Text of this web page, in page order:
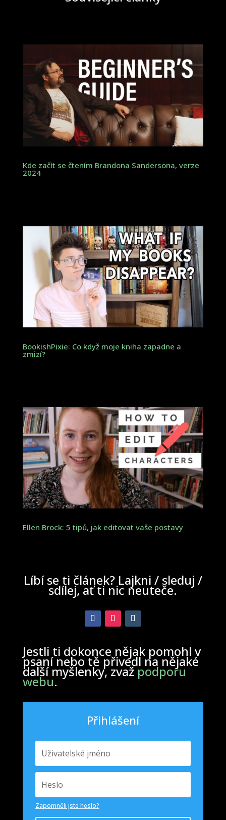
Kde začít se čtením Brandona Sandersona, verze
2024
BookishPixie: Co když moje kniha zapadne a
zmizí?
Ellen Brock: 5 tipů, jak editovat vaše postavy
Líbí se ti článek? Lajkni / sleduj /
sdílej, ať ti nic neuteče.
Jestli ti dokonce nějak pomohl v
psaní nebo tě přivedl na nějaké
další myšlenky, zvažpodporu
webu.
Přihlášení
Zapomněli jste heslo?